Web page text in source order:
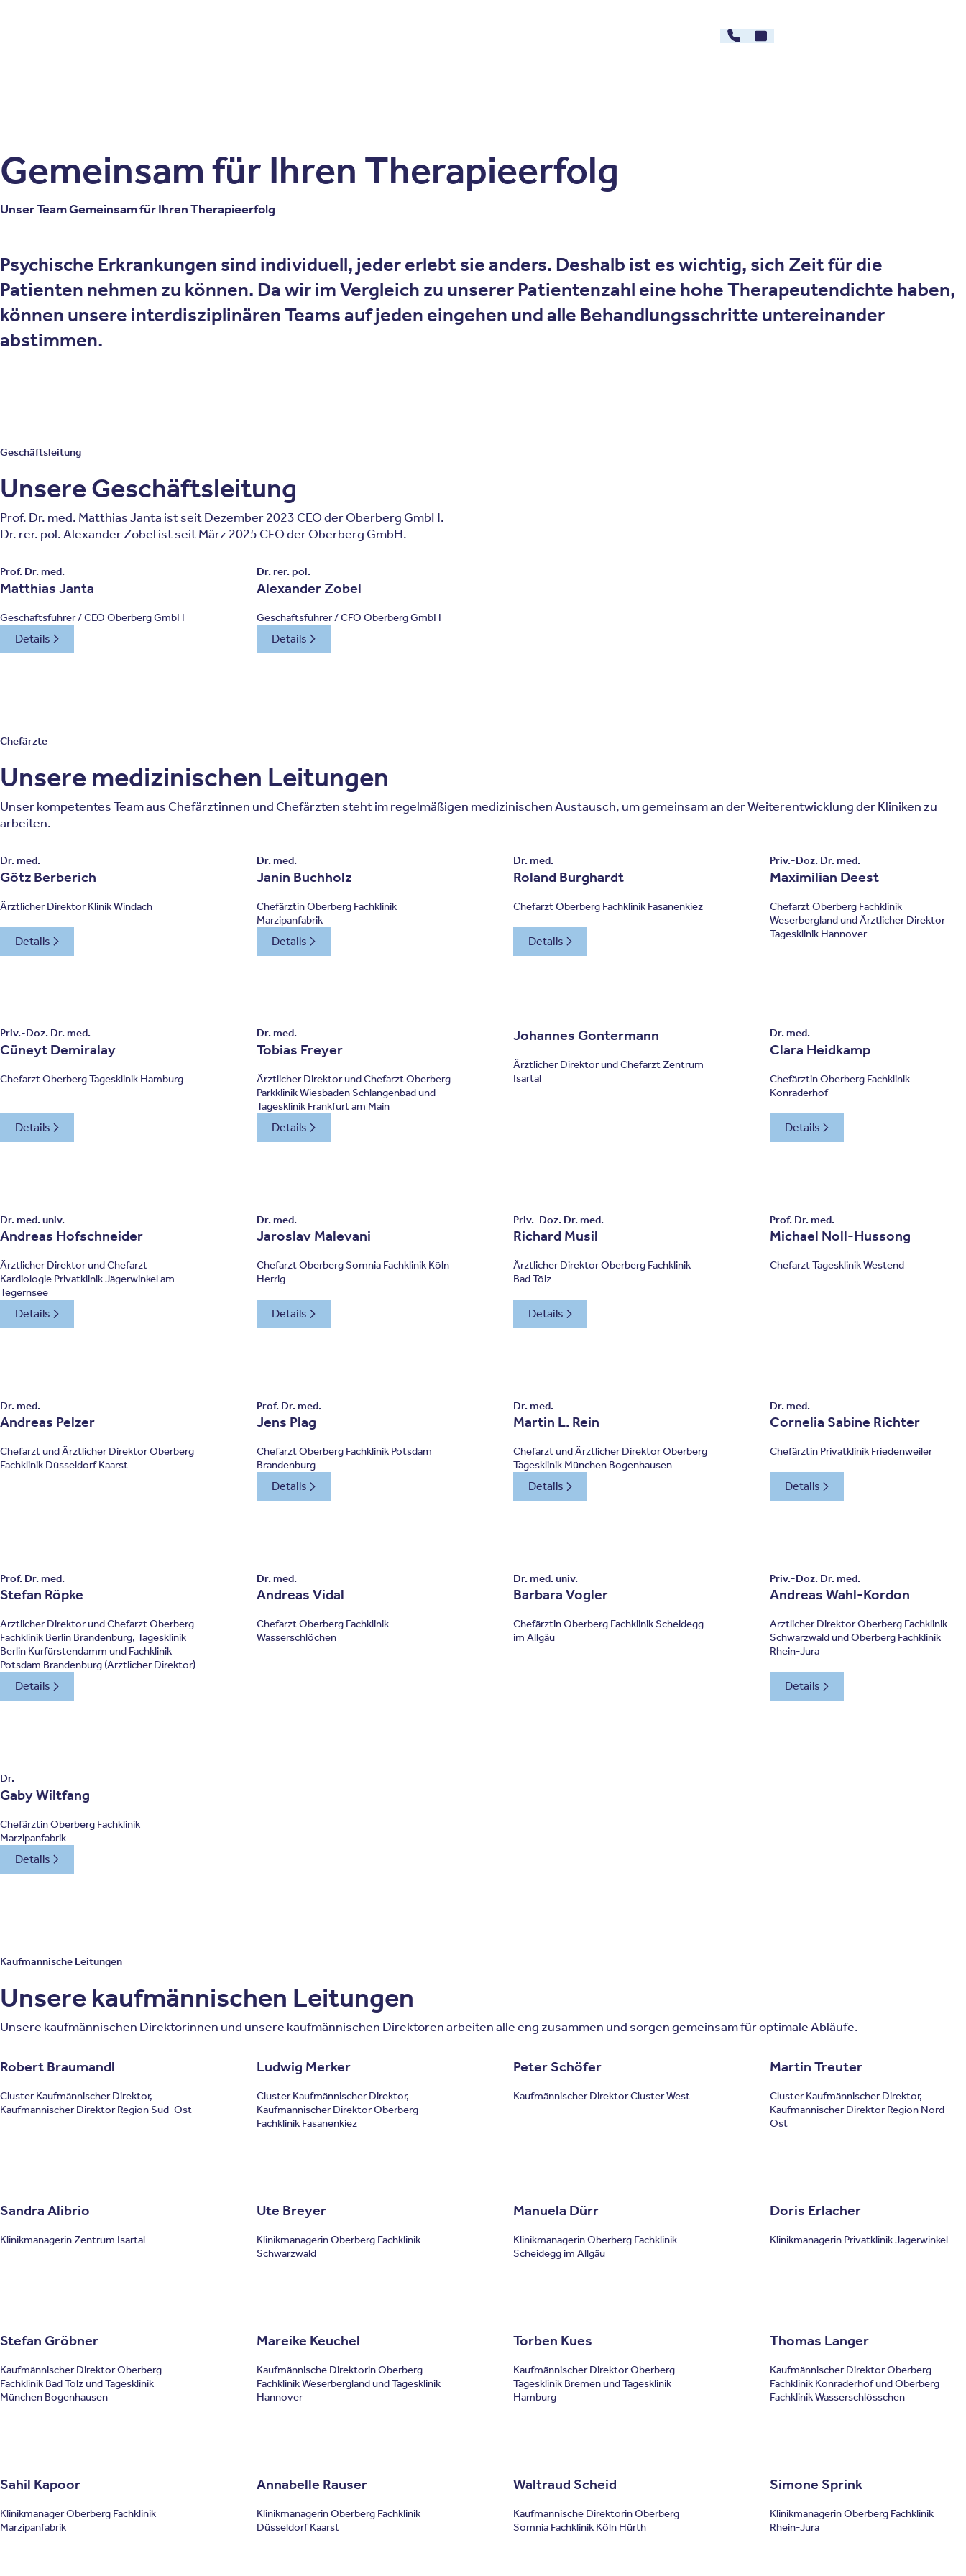
030 - 26478607
Kontakt
Gemeinsam für Ihren Therapieerfolg
Unser Team Gemeinsam für Ihren Therapieerfolg
Psychische Erkrankungen sind individuell, jeder erlebt sie anders. Deshalb ist es wichtig, sich Zeit für die
Patienten nehmen zu können. Da wir im Vergleich zu unserer Patientenzahl eine hohe Therapeutendichte haben,
können unsere interdisziplinären Teams auf jeden eingehen und alle Behandlungsschritte untereinander
abstimmen.
Geschäftsleitung
Unsere Geschäftsleitung
Prof. Dr. med. Matthias Janta ist seit Dezember 2023 CEO der Oberberg GmbH.
Dr. rer. pol. Alexander Zobel ist seit März 2025 CFO der Oberberg GmbH.
Prof. Dr. med.
Matthias Janta
Geschäftsführer / CEO Oberberg GmbH
Details
Dr. rer. pol.
Alexander Zobel
Geschäftsführer / CFO Oberberg GmbH
Details
Chefärzte
Unsere medizinischen Leitungen
Unser kompetentes Team aus Chefärztinnen und Chefärzten steht im regelmäßigen medizinischen Austausch, um gemeinsam an der Weiterentwicklung der Kliniken zu
arbeiten.
Dr. med.
Götz Berberich
Ärztlicher Direktor Klinik Windach
Details
Dr. med.
Janin Buchholz
Chefärztin Oberberg Fachklinik
Marzipanfabrik
Details
Dr. med.
Roland Burghardt
Chefarzt Oberberg Fachklinik Fasanenkiez
Details
Priv.-Doz. Dr. med.
Maximilian Deest
Chefarzt Oberberg Fachklinik
Weserbergland und Ärztlicher Direktor
Tagesklinik Hannover
Priv.-Doz. Dr. med.
Cüneyt Demiralay
Chefarzt Oberberg Tagesklinik Hamburg
Details
Dr. med.
Tobias Freyer
Ärztlicher Direktor und Chefarzt Oberberg
Parkklinik Wiesbaden Schlangenbad und
Tagesklinik Frankfurt am Main
Details
Johannes Gontermann
Ärztlicher Direktor und Chefarzt Zentrum
Isartal
Dr. med.
Clara Heidkamp
Chefärztin Oberberg Fachklinik
Konraderhof
Details
Dr. med. univ.
Andreas Hofschneider
Ärztlicher Direktor und Chefarzt
Kardiologie Privatklinik Jägerwinkel am
Tegernsee
Details
Dr. med.
Jaroslav Malevani
Chefarzt Oberberg Somnia Fachklinik Köln
Herrig
Details
Priv.-Doz. Dr. med.
Richard Musil
Ärztlicher Direktor Oberberg Fachklinik
Bad Tölz
Details
Prof. Dr. med.
Michael Noll-Hussong
Chefarzt Tagesklinik Westend
Dr. med.
Andreas Pelzer
Chefarzt und Ärztlicher Direktor Oberberg
Fachklinik Düsseldorf Kaarst
Prof. Dr. med.
Jens Plag
Chefarzt Oberberg Fachklinik Potsdam
Brandenburg
Details
Dr. med.
Martin L. Rein
Chefarzt und Ärztlicher Direktor Oberberg
Tagesklinik München Bogenhausen
Details
Dr. med.
Cornelia Sabine Richter
Chefärztin Privatklinik Friedenweiler
Details
Prof. Dr. med.
Stefan Röpke
Ärztlicher Direktor und Chefarzt Oberberg
Fachklinik Berlin Brandenburg, Tagesklinik
Berlin Kurfürstendamm und Fachklinik
Potsdam Brandenburg (Ärztlicher Direktor)
Details
Dr. med.
Andreas Vidal
Chefarzt Oberberg Fachklinik
Wasserschlöchen
Dr. med. univ.
Barbara Vogler
Chefärztin Oberberg Fachklinik Scheidegg
im Allgäu
Priv.-Doz. Dr. med.
Andreas Wahl-Kordon
Ärztlicher Direktor Oberberg Fachklinik
Schwarzwald und Oberberg Fachklinik
Rhein-Jura
Details
Dr.
Gaby Wiltfang
Chefärztin Oberberg Fachklinik
Marzipanfabrik
Details
Kaufmännische Leitungen
Unsere kaufmännischen Leitungen
Unsere kaufmännischen Direktorinnen und unsere kaufmännischen Direktoren arbeiten alle eng zusammen und sorgen gemeinsam für optimale Abläufe.
Robert Braumandl
Cluster Kaufmännischer Direktor,
Kaufmännischer Direktor Region Süd-Ost
Ludwig Merker
Cluster Kaufmännischer Direktor,
Kaufmännischer Direktor Oberberg
Fachklinik Fasanenkiez
Peter Schöfer
Kaufmännischer Direktor Cluster West
Martin Treuter
Cluster Kaufmännischer Direktor,
Kaufmännischer Direktor Region Nord-
Ost
Sandra Alibrio
Klinikmanagerin Zentrum Isartal
Ute Breyer
Klinikmanagerin Oberberg Fachklinik
Schwarzwald
Manuela Dürr
Klinikmanagerin Oberberg Fachklinik
Scheidegg im Allgäu
Doris Erlacher
Klinikmanagerin Privatklinik Jägerwinkel
Stefan Gröbner
Kaufmännischer Direktor Oberberg
Fachklinik Bad Tölz und Tagesklinik
München Bogenhausen
Mareike Keuchel
Kaufmännische Direktorin Oberberg
Fachklinik Weserbergland und Tagesklinik
Hannover
Torben Kues
Kaufmännischer Direktor Oberberg
Tagesklinik Bremen und Tagesklinik
Hamburg
Thomas Langer
Kaufmännischer Direktor Oberberg
Fachklinik Konraderhof und Oberberg
Fachklinik Wasserschlösschen
Sahil Kapoor
Klinikmanager Oberberg Fachklinik
Marzipanfabrik
Annabelle Rauser
Klinikmanagerin Oberberg Fachklinik
Düsseldorf Kaarst
Waltraud Scheid
Kaufmännische Direktorin Oberberg
Somnia Fachklinik Köln Hürth
Simone Sprink
Klinikmanagerin Oberberg Fachklinik
Rhein-Jura